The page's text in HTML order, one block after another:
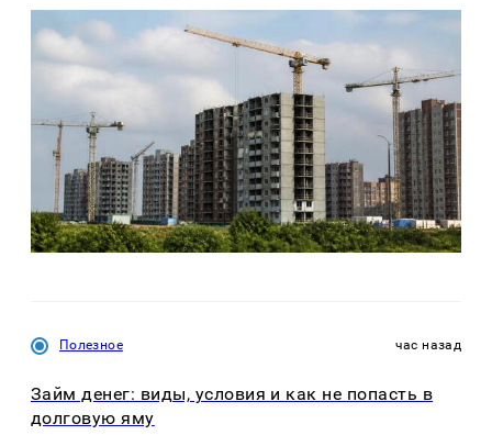
Полезное час назад
Займ денег: виды, условия и как не попасть в
долговую яму